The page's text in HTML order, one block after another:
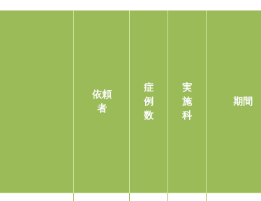
依頼
者
症
例
数
実
施
科
期間